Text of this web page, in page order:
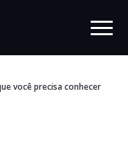
você precisa conhecer